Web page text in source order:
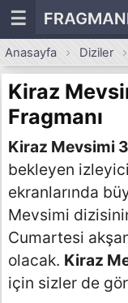
☰
Anasayfa Diziler
Kiraz
Fragmanı
Kiraz Mevsimi
bekleyen
ekranlarında
Mevsimi
Cumartesi
olacak. Kiraz
için sizler de